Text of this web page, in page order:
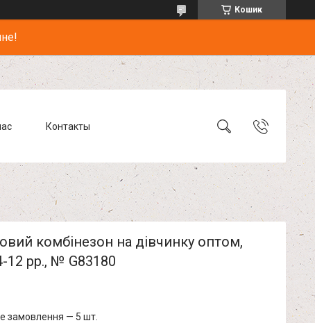
Кошик
Контакты
комбінезон на дівчинку оптом,
12 рр., № G83180
замовлення — 5 шт.